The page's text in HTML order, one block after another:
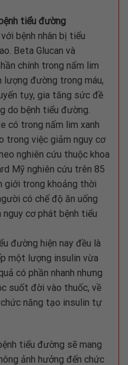
tiểu đường
bệnh nhân bị tiểu
Beta Glucan và
chính trong nấm lim
lượng đường trong máu,
tụy, gia tăng sức đề
do bệnh tiểu đường.
có trong nấm lim xanh
trong việc giảm nguy cơ
nghiên cứu thuộc khoa
Mỹ nghiên cứu trên 85
giới trong khoảng thời
có chế độ ăn uống
cơ phát bệnh tiểu
đường hiện nay đều là
một lượng insulin vừa
có phần nhanh nhưng
suốt đời vào thuốc, về
năng tạo insulin tự
tiểu đường sẽ mang
ảnh hưởng đến chức